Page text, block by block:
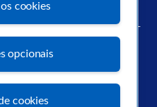
cookies
opcionais
cookies